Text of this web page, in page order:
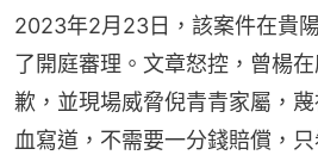
2023年2月23日，該案件在貴
了開庭審理。文章怒控，曾楊
歉，並現場威脅倪青青家屬，
血寫道，不需要一分錢賠償，